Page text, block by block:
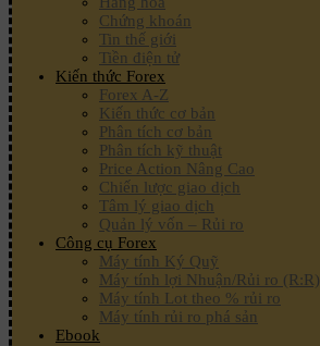
Chứng khoán
Tin thế giới
Tiền điện tử
Kiến thức Forex
Forex A-Z
Kiến thức cơ bản
Phân tích cơ bản
Phân tích kỹ thuật
Price Action Nâng Cao
Chiến lược giao dịch
Tâm lý giao dịch
Quản lý vốn – Rủi ro
Công cụ Forex
Máy tính Ký Quỹ
Máy tính lợi Nhuận/Rủi ro (R:R)
Máy tính Lot theo % rủi ro
Máy tính rủi ro phá sản
Ebook